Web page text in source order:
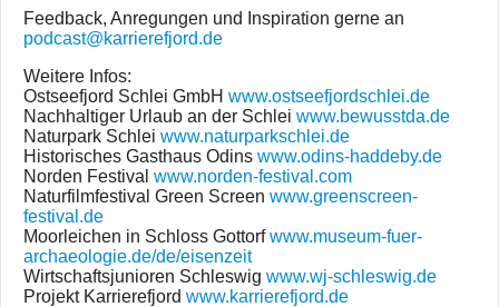
Feedback, Anregungen und Inspiration gerne an
podcast@karrierefjord.de
Weitere Infos:
Ostseefjord Schlei GmbH www.ostseefjordschlei.de
Nachhaltiger Urlaub an der Schlei www.bewusstda.de
Naturpark Schlei www.naturparkschlei.de
Historisches Gasthaus Odins www.odins-haddeby.de
Norden Festival www.norden-festival.com
Naturfilmfestival Green Screen www.greenscreen-
festival.de
Moorleichen in Schloss Gottorfwww.museum-fuer-
archaeologie.de/de/eisenzeit
Wirtschaftsjunioren Schleswig www.wj-schleswig.de
Projekt Karrierefjord www.karrierefjord.de